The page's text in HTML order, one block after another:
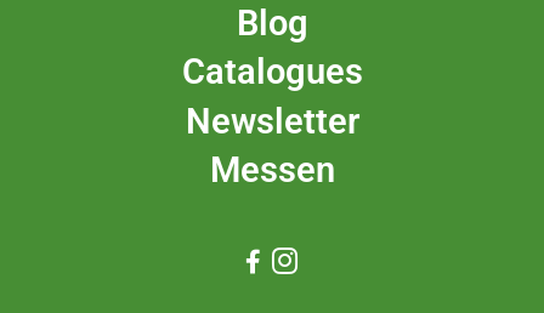
Blog
Catalogues
Newsletter
Messen
 